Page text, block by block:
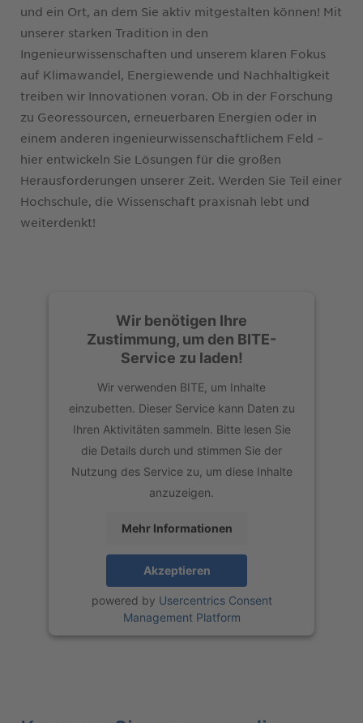
und ein Ort, an dem Sie aktiv mitgestalten können! Mit
unserer starken Tradition in den
Ingenieurwissenschaften und unserem klaren Fokus
auf Klimawandel, Energiewende und Nachhaltigkeit
treiben wir Innovationen voran. Ob in der Forschung
zu Georessourcen, erneuerbaren Energien oder in
einem anderen ingenieurwissenschaftlichem Feld –
hier entwickeln Sie Lösungen für die großen
Herausforderungen unserer Zeit. Werden Sie Teil einer
Hochschule, die Wissenschaft praxisnah lebt und
weiterdenkt!
Wir benötigen Ihre
Zustimmung, um den BITE-
Service zu laden!
Wir verwenden BITE, um Inhalte
einzubetten. Dieser Service kann Daten zu
Ihren Aktivitäten sammeln. Bitte lesen Sie
die Details durch und stimmen Sie der
Nutzung des Service zu, um diese Inhalte
anzuzeigen.
Mehr Informationen
Akzeptieren
powered by Usercentrics Consent
Management Platform